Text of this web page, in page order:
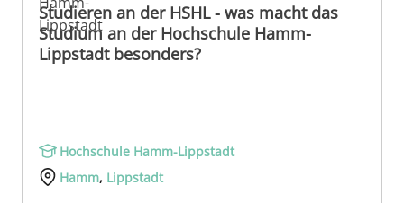
Studieren an der HSHL - was macht das
Studium an der Hochschule Hamm-
Lippstadt besonders?
Hochschule Hamm-Lippstadt
Hamm, Lippstadt